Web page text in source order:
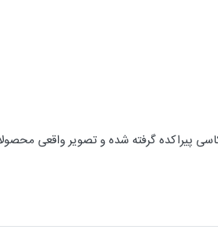
پیراکده گرفته شده و تصویر واقعی